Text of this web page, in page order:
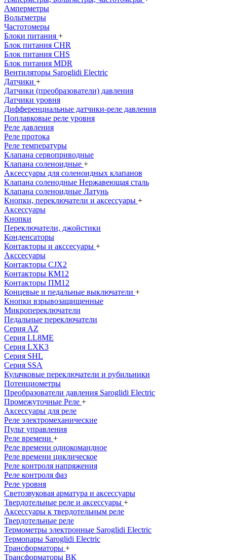
Амперметры
Вольтметры
Частотомеры
Блоки питания +
Блок питания CHR
Блок питания CHS
Блок питания MDR
Вентиляторы Saroglidi Electric
Датчики +
Датчики (преобразователи) давления
Датчики уровня
Дифференциальные датчики-реле давления
Поплавковые реле уровня
Реле давления
Реле протока
Реле температуры
Клапана сервоприводные
Клапана соленоидные +
Аксессуары для соленоидных клапанов
Клапана соленодные Нержавеющая сталь
Клапана соленоидные Латунь
Кнопки, переключатели и аксессуары +
Аксессуары
Кнопки
Переключатели, джойстики
Конденсаторы
Контакторы и акссесуары +
Акссесуары
Контакторы CJX2
Контакторы КМ12
Контакторы ПМ12
Концевые и педальные выключатели +
Кнопки взрывозащищенные
Микропереключатели
Педальные переключатели
Серия AZ
Серия LL8ME
Серия LXK3
Серия SHL
Серия SSA
Кулачковые переключатели и рубильники
Потенциометры
Преобразователи давления Saroglidi Electric
Промежуточные Реле +
Аксессуары для реле
Реле электромеханические
Пульт управления
Реле времени +
Реле времени однокомандное
Реле времени циклическое
Реле контроля напряжения
Реле контроля фаз
Реле уровня
Светозвуковая арматура и аксессуары
Твердотельные реле и аксессуары +
Аксессуары к твердотельным реле
Твердотельные реле
Термометры электронные Saroglidi Electric
Термопары Saroglidi Electric
Трансформаторы +
Трансформаторы ВК